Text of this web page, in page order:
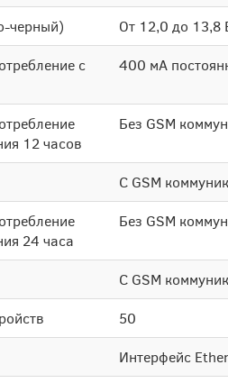
черный) От 12,0 до 13,8
с
400 мА
12 часов
Без GSM
С GSM
24 часа
Без GSM
С GSM
50
Интерфейс